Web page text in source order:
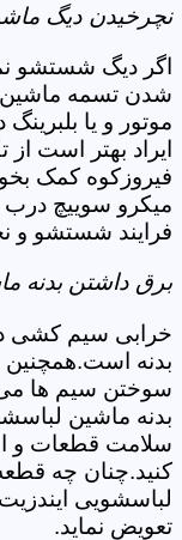
نچرخیدن دیگ
اگر دیگ شستشو
شدن تسمه ماشین
موتور و یا
ایراد بهتر است
فیروزکوه کمک
میکرو سوییچ درب
فرایند شستشو و
برق داشتن بدنه
خرابی سیم کشی
بدنه است.همچنین
سوختن سیم ها می
بدنه ماشین
سلامت قطعات و
کنید.چنان چه
لباسشویی
تعویض نماید.